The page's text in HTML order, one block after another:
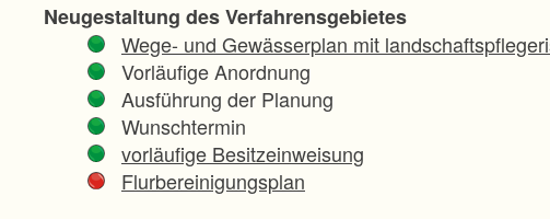
Neugestaltung des Verfahrensgebietes
Wege- und Gewässerplan mit
Vorläufige Anordnung
Ausführung der Planung
Wunschtermin
vorläufige Besitzeinweisung
Flurbereinigungsplan